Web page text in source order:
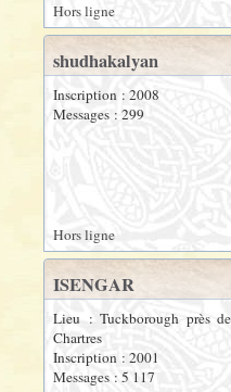
Hors ligne
shudhakalyan
Inscription : 2008
Messages : 299
Hors ligne
ISENGAR
Lieu : Tuckborough près de
Chartres
Inscription : 2001
Messages : 5 117